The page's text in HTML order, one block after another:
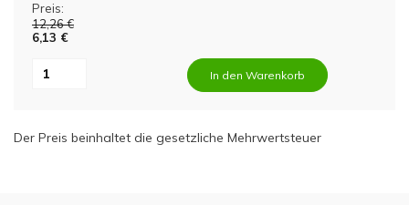
Preis:
12,26 €
6,13 €
In den Warenkorb
Der Preis beinhaltet die gesetzliche Mehrwertsteuer